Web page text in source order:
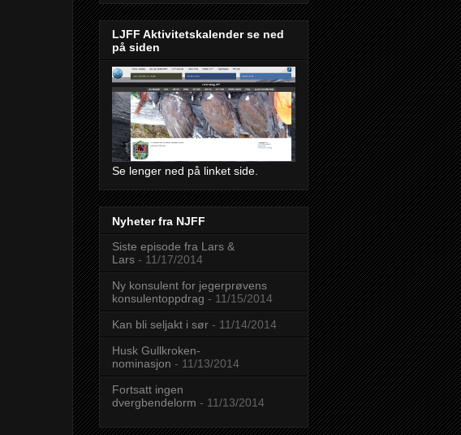
LJFF Aktivitetskalender se ned
på siden
Se lenger ned på linket side.
Nyheter fra NJFF
Siste episode fra Lars &
Lars - 11/17/2014
Ny konsulent for jegerprøvens
konsulentoppdrag - 11/15/2014
Kan bli seljakt i sør - 11/14/2014
Husk Gullkroken-
nominasjon - 11/13/2014
Fortsatt ingen
dvergbendelorm - 11/13/2014